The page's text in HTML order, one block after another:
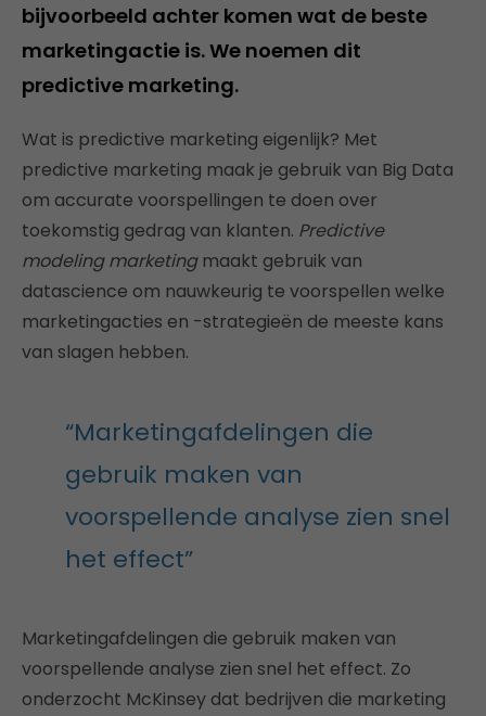
bijvoorbeeld achter komen wat de beste
marketingactie is. We noemen dit
predictive marketing.
Wat is predictive marketing eigenlijk? Met
predictive marketing maak je gebruik van Big Data
om accurate voorspellingen te doen over
toekomstig gedrag van klanten. Predictive
modeling marketingmaakt gebruik van
datascience om nauwkeurig te voorspellen welke
marketingacties en -strategieën de meeste kans
van slagen hebben.
“Marketingafdelingen die
gebruik maken van
voorspellende analyse zien snel
het effect”
Marketingafdelingen die gebruik maken van
voorspellende analyse zien snel het effect. Zo
onderzocht McKinsey dat bedrijven die marketing